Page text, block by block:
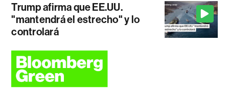
Trump afirma que EE.UU.
"mantendrá el estrecho" y lo
controlará